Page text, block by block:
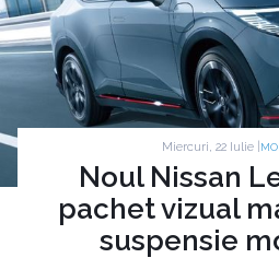
Miercuri, 22 Iulie |
Noul Nissan
pachet vizual
suspensie